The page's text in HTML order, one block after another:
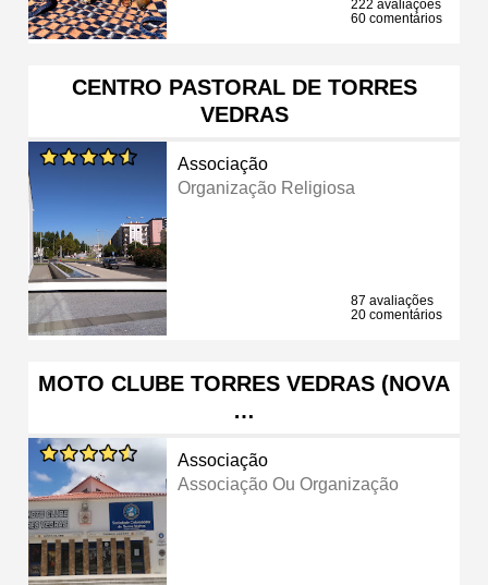
222 avaliações
60 comentários
CENTRO PASTORAL DE TORRES
VEDRAS
Associação
Organização Religiosa
87 avaliações
20 comentários
MOTO CLUBE TORRES VEDRAS (NOVA
…
Associação
Associação Ou Organização